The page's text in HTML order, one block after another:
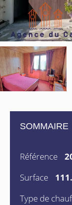
SOMMAIRE
Référence
Surface
Type de